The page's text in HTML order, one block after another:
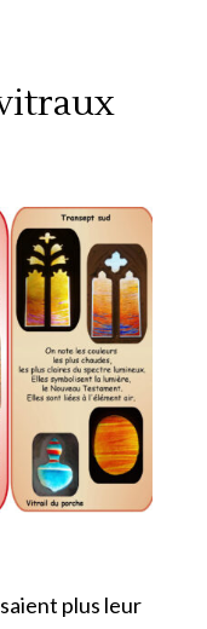
plus leur